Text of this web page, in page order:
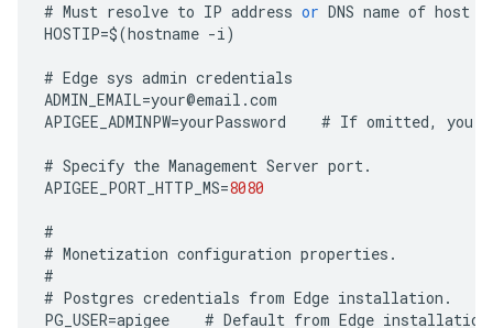
# Must resolve to IP address or DNS name of host
HOSTIP=$(hostname -i)
# Edge sys admin credentials
ADMIN_EMAIL=your@email .com
APIGEE_ADMINPW=yourPassword # If omitted, you
# Specify the Management Server port.
APIGEE_PORT_HTTP_MS=8080
#
# Monetization configuration properties .
#
# Postgres credentials from Edge installation .
PG_USER=apigee # Default from Edge installation